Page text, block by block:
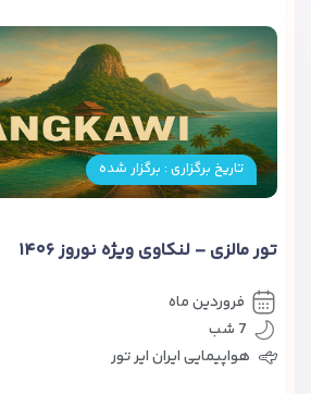
تاریخ برگزاری : برگزار شده
تور مالزی – لنکاوی ویژه نوروز ۱۴۰۶
فروردین ماه
7 شب
هواپیمایی ایران ایر تور